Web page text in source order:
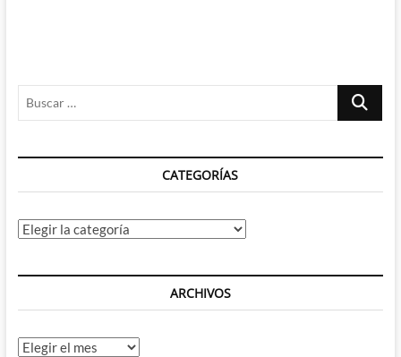
Buscar
CATEGORÍAS
Categorías
ARCHIVOS
Archivos